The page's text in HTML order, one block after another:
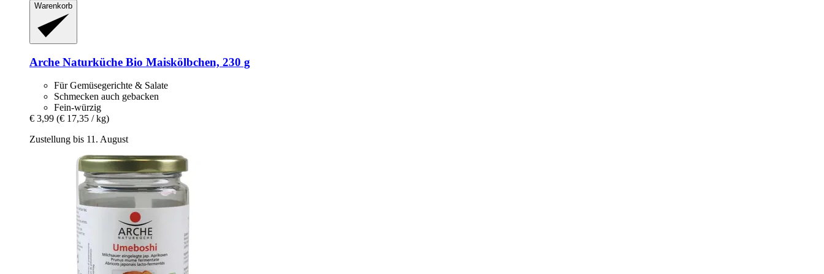
Warenkorb
Arche Naturküche Bio Maiskölbchen, 230 g
Für Gemüsegerichte & Salate
Schmecken auch gebacken
Fein-würzig
€ 3,99 (€ 17,35 / kg)
Zustellung bis 11. August